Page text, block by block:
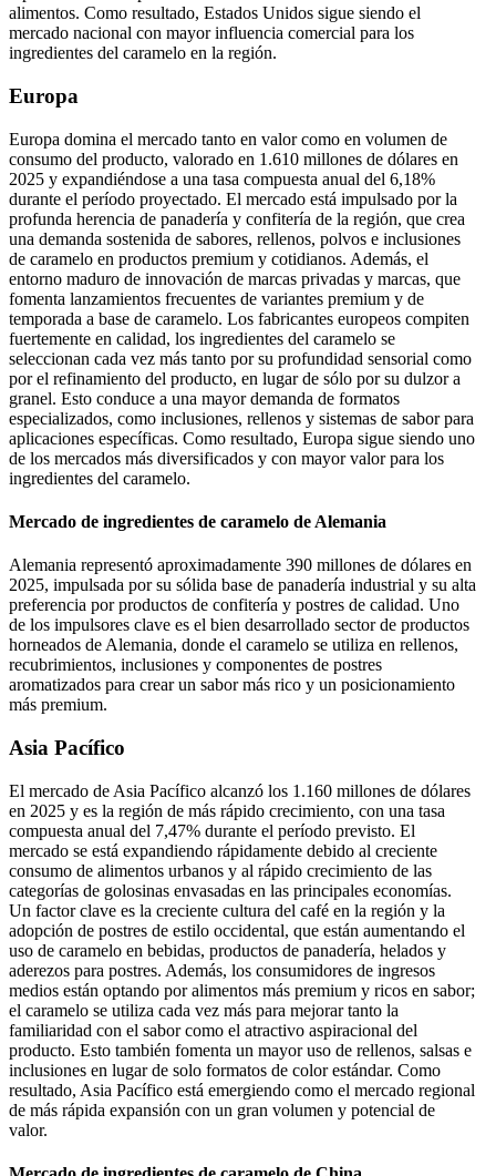
alimentos. Como resultado, Estados Unidos sigue siendo el
mercado nacional con mayor influencia comercial para los
ingredientes del caramelo en la región.
Europa
Europa domina el mercado tanto en valor como en volumen de
consumo del producto, valorado en 1.610 millones de dólares en
2025 y expandiéndose a una tasa compuesta anual del 6,18%
durante el período proyectado. El mercado está impulsado por la
profunda herencia de panadería y confitería de la región, que crea
una demanda sostenida de sabores, rellenos, polvos e inclusiones
de caramelo en productos premium y cotidianos. Además, el
entorno maduro de innovación de marcas privadas y marcas, que
fomenta lanzamientos frecuentes de variantes premium y de
temporada a base de caramelo. Los fabricantes europeos compiten
fuertemente en calidad, los ingredientes del caramelo se
seleccionan cada vez más tanto por su profundidad sensorial como
por el refinamiento del producto, en lugar de sólo por su dulzor a
granel. Esto conduce a una mayor demanda de formatos
especializados, como inclusiones, rellenos y sistemas de sabor para
aplicaciones específicas. Como resultado, Europa sigue siendo uno
de los mercados más diversificados y con mayor valor para los
ingredientes del caramelo.
Mercado de ingredientes de caramelo de Alemania
Alemania representó aproximadamente 390 millones de dólares en
2025, impulsada por su sólida base de panadería industrial y su alta
preferencia por productos de confitería y postres de calidad. Uno
de los impulsores clave es el bien desarrollado sector de productos
horneados de Alemania, donde el caramelo se utiliza en rellenos,
recubrimientos, inclusiones y componentes de postres
aromatizados para crear un sabor más rico y un posicionamiento
más premium.
Asia Pacífico
El mercado de Asia Pacífico alcanzó los 1.160 millones de dólares
en 2025 y es la región de más rápido crecimiento, con una tasa
compuesta anual del 7,47% durante el período previsto. El
mercado se está expandiendo rápidamente debido al creciente
consumo de alimentos urbanos y al rápido crecimiento de las
categorías de golosinas envasadas en las principales economías.
Un factor clave es la creciente cultura del café en la región y la
adopción de postres de estilo occidental, que están aumentando el
uso de caramelo en bebidas, productos de panadería, helados y
aderezos para postres. Además, los consumidores de ingresos
medios están optando por alimentos más premium y ricos en sabor;
el caramelo se utiliza cada vez más para mejorar tanto la
familiaridad con el sabor como el atractivo aspiracional del
producto. Esto también fomenta un mayor uso de rellenos, salsas e
inclusiones en lugar de solo formatos de color estándar. Como
resultado, Asia Pacífico está emergiendo como el mercado regional
de más rápida expansión con un gran volumen y potencial de
valor.